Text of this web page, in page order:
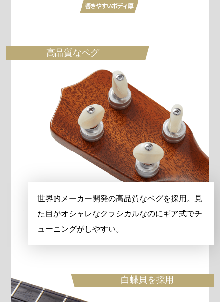
高品質なペグ
世界的メーカー開発の高品質なペグを採用。見
た目がオシャレなクラシカルなのにギア式でチ
ューニングがしやすい。
白蝶貝を採用